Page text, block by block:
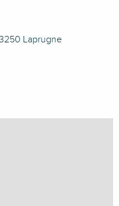
Laprugne